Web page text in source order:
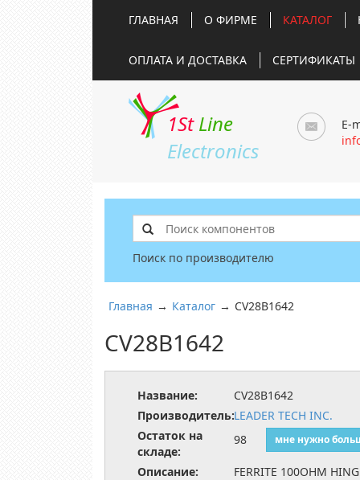
ГЛАВНАЯ О ФИРМЕ КАТАЛОГ
ОПЛАТА И ДОСТАВКА СЕРТИФИКАТЫ
1St Line
Electronics
E-
Поиск по производителю
Главная → Каталог → CV28B1642
CV28B1642
Название:
CV28B1642
Производитель:LEADER TECH INC.
Остаток на
складе:
98 мне нужно
Описание:
FERRITE 100OHM